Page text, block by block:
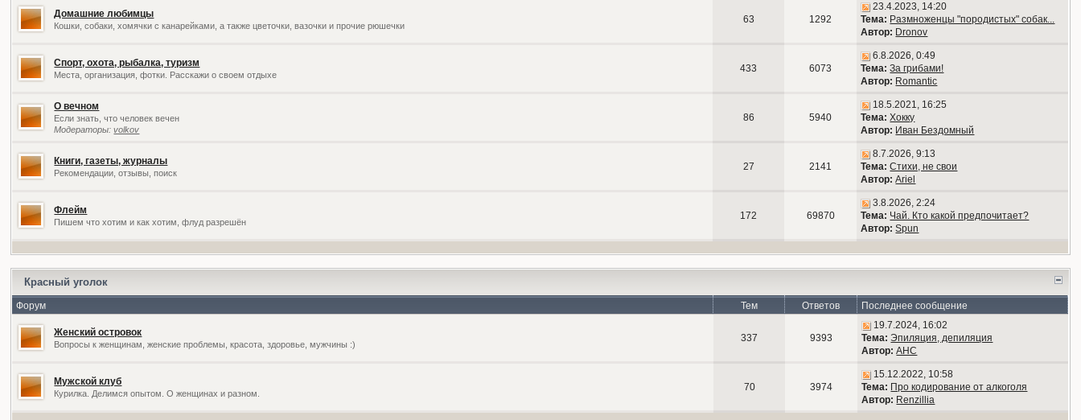
Домашние любимцы
Кошки, собаки, хомячки с канарейками, а также цветочки, вазочки и прочие рюшечки
63 1292
23.4.2023, 14:20
Тема: Размноженцы "породистых" собак...
Автор: Dronov
Спорт, охота, рыбалка, туризм
Места, организация, фотки. Расскажи о своем отдыхе
433 6073
6.8.2026, 0:49
Тема: За грибами!
Автор: Romantic
О вечном
Если знать, что человек вечен
Модераторы:volkov
86 5940
18.5.2021, 16:25
Тема: Хокку
Автор: Иван Бездомный
Книги, газеты, журналы
Рекомендации, отзывы, поиск
27 2141
8.7.2026, 9:13
Тема: Стихи, не свои
Автор: Ariel
Флейм
Пишем что хотим и как хотим, флуд разрешён
172 69870
3.8.2026, 2:24
Тема: Чай. Кто какой предпочитает?
Автор: Spun
Красный уголок
Форум Тем Ответов Последнее сообщение
Женский островок
Вопросы к женщинам, женские проблемы, красота, здоровье, мужчины :)
337 9393
19.7.2024, 16:02
Тема: Эпиляция, депиляция
Автор: АНС
Мужской клуб
Курилка. Делимся опытом. О женщинах и разном.
70 3974
15.12.2022, 10:58
Тема: Про кодирование от алкоголя
Автор: Renzillia